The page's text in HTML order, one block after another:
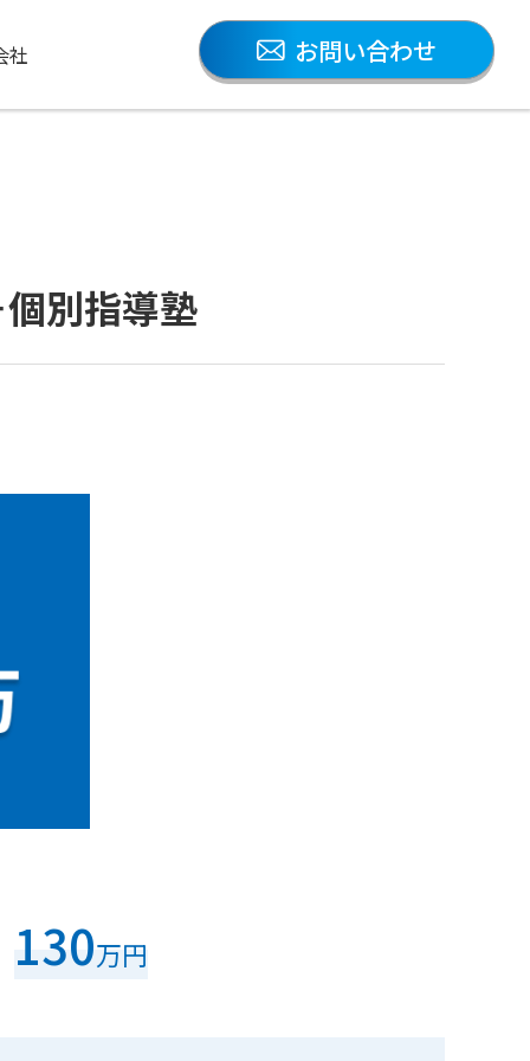
社 お問い合わせ
別指導塾
130万円